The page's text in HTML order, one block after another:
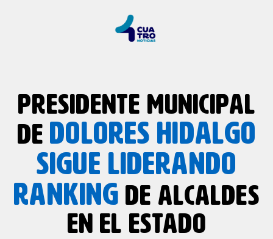
PRESIDENTE MUNICIPAL
DE DOLORES HIDALGO
SIGUE LIDERANDO
RANKING DE ALCALDES
EN EL ESTADO